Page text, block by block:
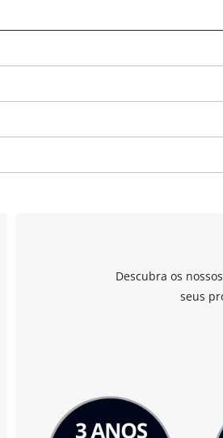
to load due
not disclosed to the
needs to setup
to add this content
used.
Consent
Descubra os
seus